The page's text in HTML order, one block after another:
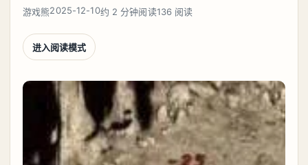
游戏熊2025-12-10约 2 分钟阅读136 阅读
进入阅读模式